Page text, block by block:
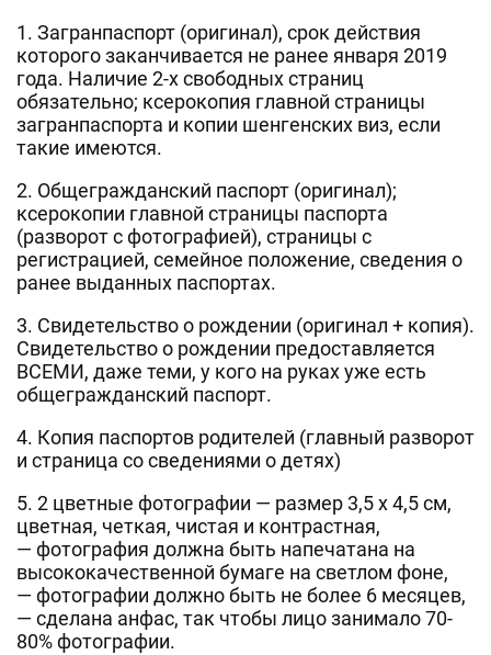
1. Загранпаспорт (оригинал), срок действия
которого заканчивается не ранее января 2019
года. Наличие 2-х свободных страниц
обязательно; ксерокопия главной страницы
загранпаспорта и копии шенгенских виз, если
такие имеются.
2. Общегражданский паспорт (оригинал);
ксерокопии главной страницы паспорта
(разворот с фотографией), страницы с
регистрацией, семейное положение, сведения о
ранее выданных паспортах.
3. Свидетельство о рождении (оригинал + копия).
Свидетельство о рождении предоставляется
ВСЕМИ, даже теми, у кого на руках уже есть
общегражданский паспорт.
4. Копия паспортов родителей (главный разворот
и страница со сведениями о детях)
5. 2 цветные фотографии — размер 3,5 х 4,5 см,
цветная, четкая, чистая и контрастная,
— фотография должна быть напечатана на
высококачественной бумаге на светлом фоне,
— фотографии должно быть не более 6 месяцев,
— сделана анфас, так чтобы лицо занимало 70-
80% фотографии.